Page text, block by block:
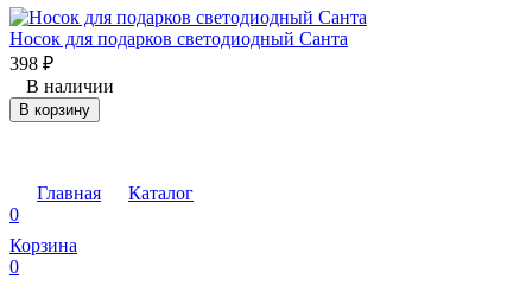
Носок для подарков светодиодный Санта
398 ₽
В наличии
В корзину
Главная
Каталог
0
Корзина
0